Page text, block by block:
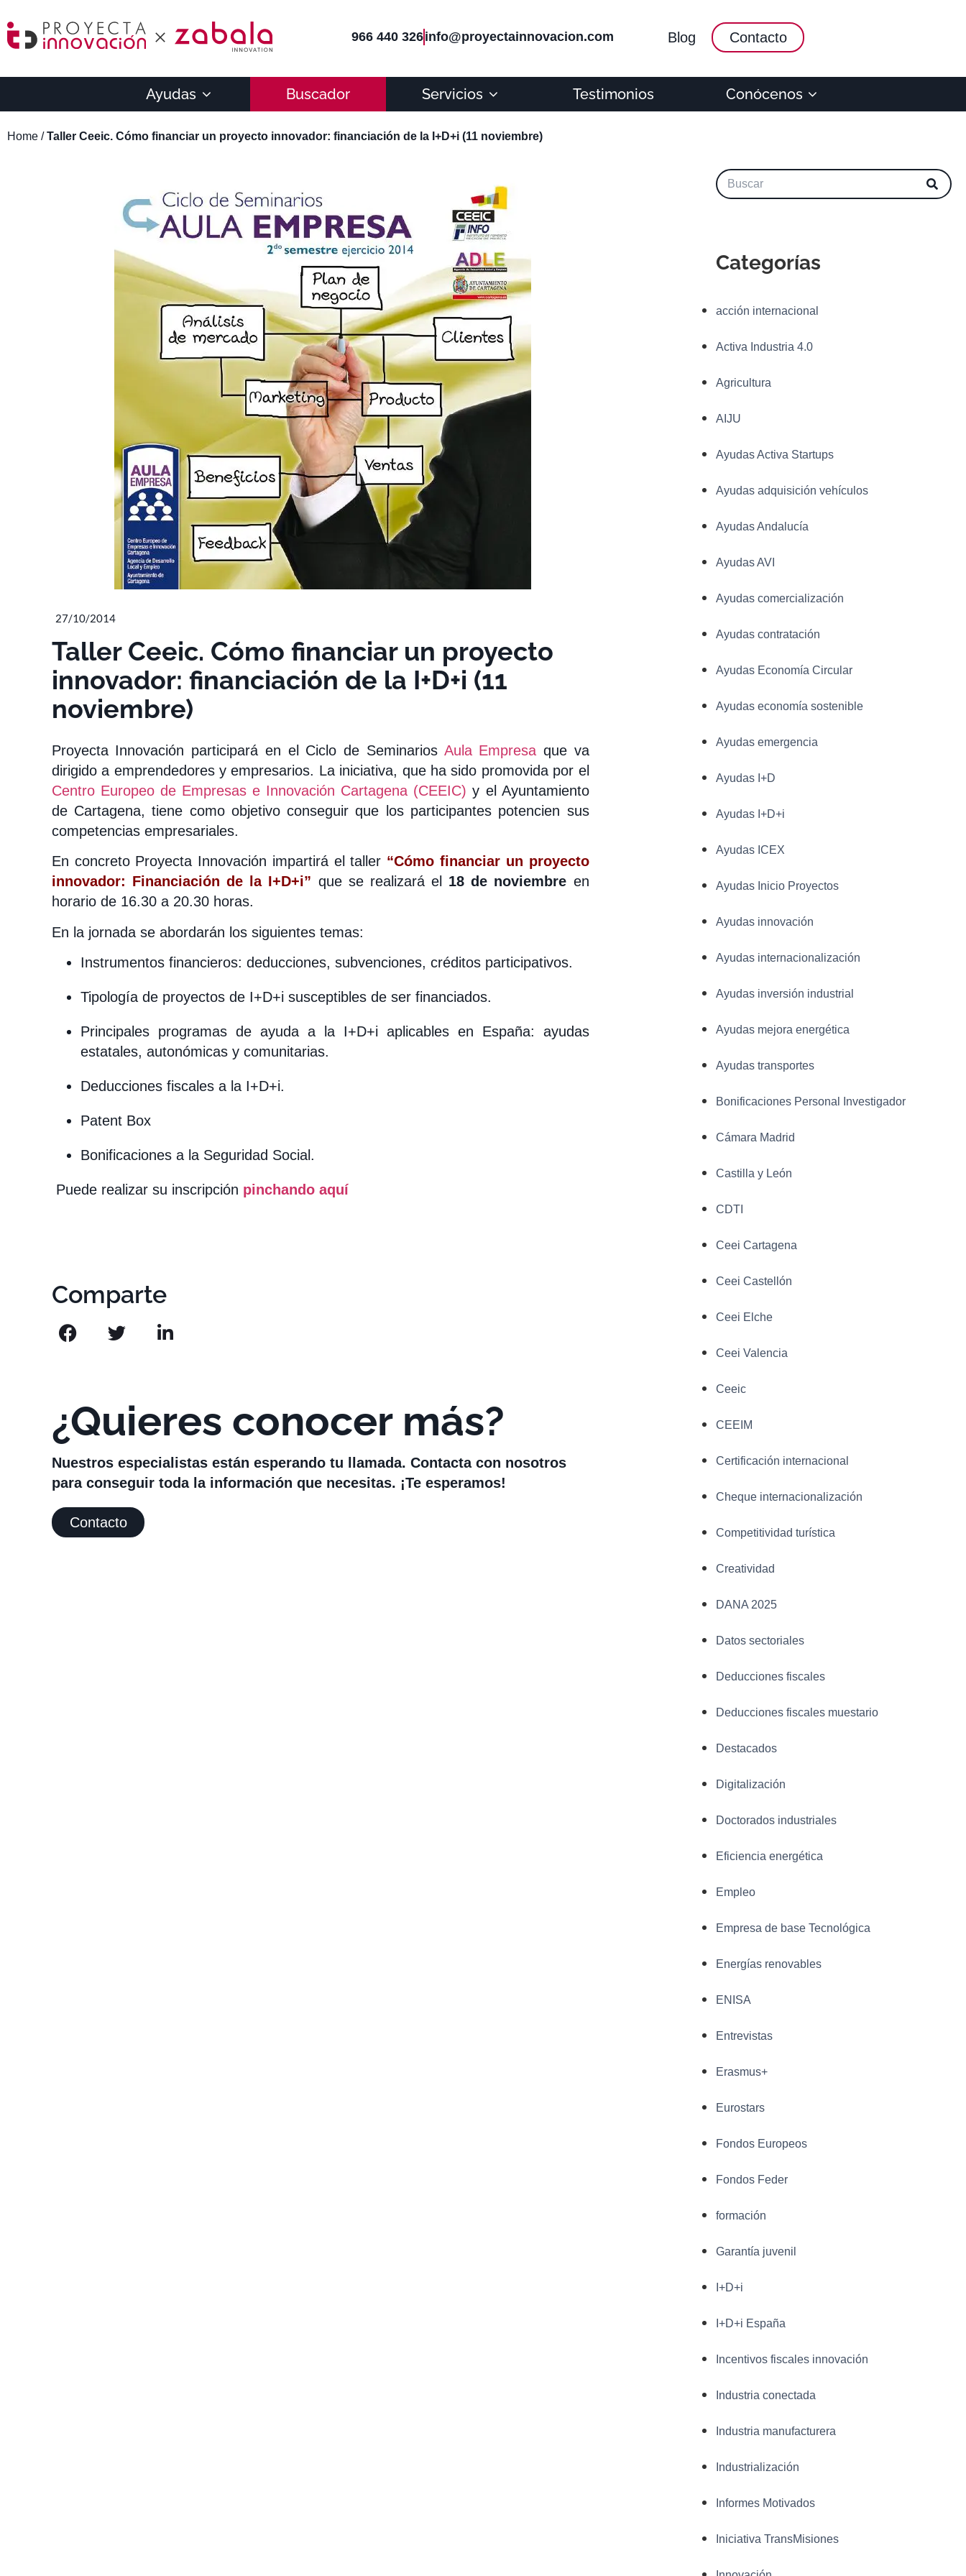
966 440 326info@proyectainnovacion.com Blog Contacto
Ayudas Buscador Servicios Testimonios Conócenos
Home /Taller Ceeic. Cómo financiar un proyecto innovador: financiación de la I+D+i (11 noviembre)
27/10/2014
Taller Ceeic. Cómo financiar un proyecto
innovador: financiación de la I+D+i (11
noviembre)
Proyecta Innovación participará en el Ciclo de Seminarios Aula Empresa que va
dirigido a emprendedores y empresarios. La iniciativa, que ha sido promovida por el
Centro Europeo de Empresas e Innovación Cartagena (CEEIC) y el Ayuntamiento
de Cartagena, tiene como objetivo conseguir que los participantes potencien sus
competencias empresariales.
En concreto Proyecta Innovación impartirá el taller “Cómo financiar un proyecto
innovador: Financiación de la I+D+i” que se realizará el 18 de noviembre en
horario de 16.30 a 20.30 horas.
En la jornada se abordarán los siguientes temas:
Instrumentos financieros: deducciones, subvenciones, créditos participativos.
Tipología de proyectos de I+D+i susceptibles de ser financiados.
Principales programas de ayuda a la I+D+i aplicables en España: ayudas
estatales, autonómicas y comunitarias.
Deducciones fiscales a la I+D+i.
Patent Box
Bonificaciones a la Seguridad Social.
Puede realizar su inscripción pinchando aquí
Comparte
¿Quieres conocer más?
Nuestros especialistas están esperando tu llamada. Contacta con nosotros
para conseguir toda la información que necesitas. ¡Te esperamos!
Contacto
Categorías
acción internacional
Activa Industria 4.0
Agricultura
AIJU
Ayudas Activa Startups
Ayudas adquisición vehículos
Ayudas Andalucía
Ayudas AVI
Ayudas comercialización
Ayudas contratación
Ayudas Economía Circular
Ayudas economía sostenible
Ayudas emergencia
Ayudas I+D
Ayudas I+D+i
Ayudas ICEX
Ayudas Inicio Proyectos
Ayudas innovación
Ayudas internacionalización
Ayudas inversión industrial
Ayudas mejora energética
Ayudas transportes
Bonificaciones Personal Investigador
Cámara Madrid
Castilla y León
CDTI
Ceei Cartagena
Ceei Castellón
Ceei Elche
Ceei Valencia
Ceeic
CEEIM
Certificación internacional
Cheque internacionalización
Competitividad turística
Creatividad
DANA 2025
Datos sectoriales
Deducciones fiscales
Deducciones fiscales muestario
Destacados
Digitalización
Doctorados industriales
Eficiencia energética
Empleo
Empresa de base Tecnológica
Energías renovables
ENISA
Entrevistas
Erasmus+
Eurostars
Fondos Europeos
Fondos Feder
formación
Garantía juvenil
I+D+i
I+D+i España
Incentivos fiscales innovación
Industria conectada
Industria manufacturera
Industrialización
Informes Motivados
Iniciativa TransMisiones